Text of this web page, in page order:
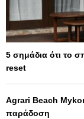
5 σημάδια ότι το
reset
Agrari Beach
παράδοση